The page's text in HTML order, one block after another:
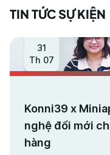
TIN TỨC SỰ KIỆN
31
Th 07
Konni39 x
nghệ đổi mới
hàng